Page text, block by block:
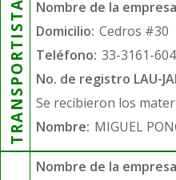
TRANSPORTISTA Nombre de la
Domicilio: Cedros #30
Teléfono: 33-3161-
No. de registro LAU-
Se recibieron los
Nombre: MIGUEL
Nombre de la